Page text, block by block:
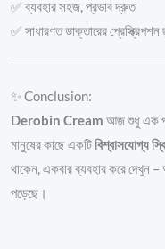
✅ ব্যবহার সহজ, প্রভাব দ্রুত
✅ সাধারণত ডাক্তারের প্রেস্ক্রিপশন
✨ Conclusion:
Derobin Cream আজ শুধু এক
মানুষের কাছে একটিবিশ্বাসযোগ্য
থাকেন, একবার ব্যবহার করে দেখুন
পড়েছে।